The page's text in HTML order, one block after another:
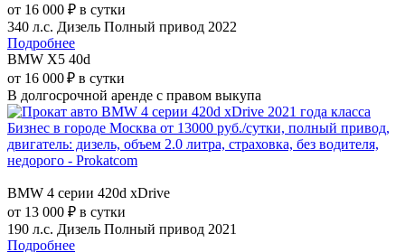
от 16 000 ₽ в сутки
340 л.с. Дизель Полный привод 2022
Подробнее
BMW X5 40d
от 16 000 ₽ в сутки
В долгосрочной аренде с правом выкупа
BMW 4 серии 420d xDrive
от 13 000 ₽ в сутки
190 л.с. Дизель Полный привод 2021
Подробнее